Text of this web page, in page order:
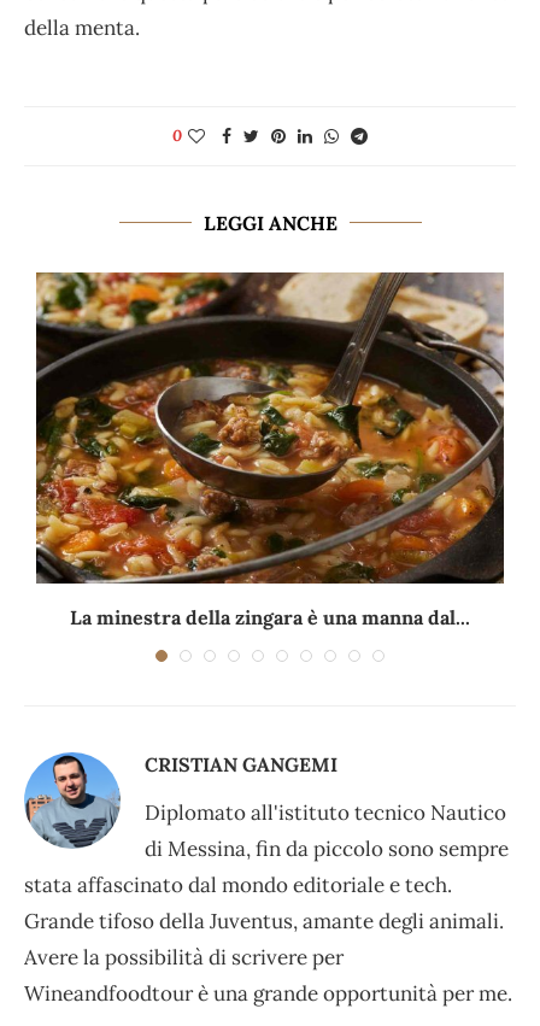
della menta.
0
LEGGI ANCHE
La minestra della zingara è una manna dal...
CRISTIAN GANGEMI
Diplomato all'istituto tecnico Nautico
di Messina, fin da piccolo sono sempre
stata affascinato dal mondo editoriale e tech.
Grande tifoso della Juventus, amante degli animali.
Avere la possibilità di scrivere per
Wineandfoodtour è una grande opportunità per me.